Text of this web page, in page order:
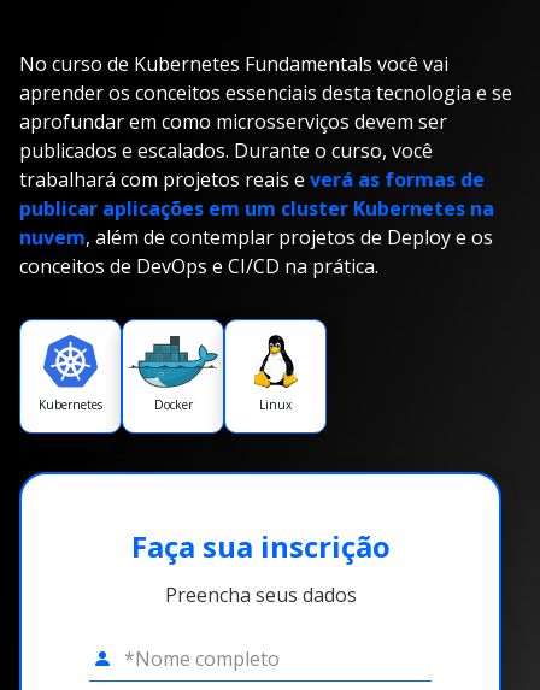
No curso de Kubernetes Fundamentals você vai
aprender os conceitos essenciais desta tecnologia e se
aprofundar em como microsserviços devem ser
publicados e escalados. Durante o curso, você
trabalhará com projetos reais e verá as formas de
publicar aplicações em um cluster Kubernetes na
nuvem, além de contemplar projetos de Deploy e os
conceitos de DevOps e CI/CD na prática.
Kubernetes Docker Linux
Faça sua inscrição
Preencha seus dados